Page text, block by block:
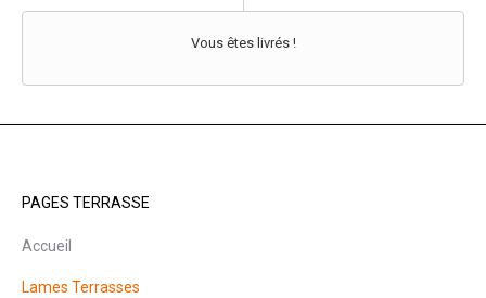
Vous êtes livrés !
PAGES TERRASSE
Accueil
Lames Terrasses